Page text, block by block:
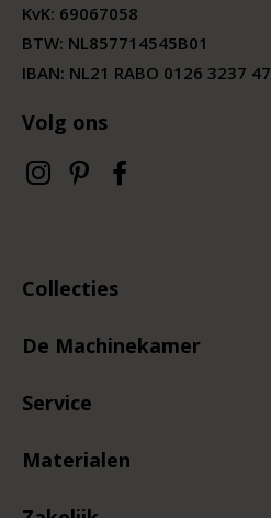
KvK: 69067058
BTW: NL857714545B01
IBAN: NL21 RABO 0126 3237 47
Volg ons
Collecties
De Machinekamer
Service
Materialen